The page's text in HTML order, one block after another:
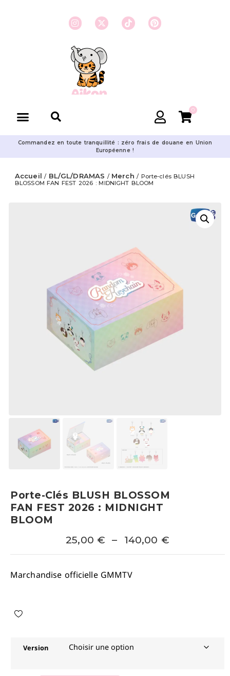
0
Commandez en toute tranquillité : zéro frais de douane en Union
Européenne !
Accueil / BL/GL/DRAMAS / Merch / Porte-clés BLUSH
BLOSSOM FAN FEST 2026 : MIDNIGHT BLOOM
Porte-Clés BLUSH BLOSSOM
FAN FEST 2026 : MIDNIGHT
BLOOM
25,00 € – 140,00 €
Marchandise officielle GMMTV
Version